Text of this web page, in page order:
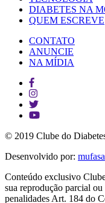
DIABETES NA
QUEM ESCREVE
CONTATO
ANUNCIE
NA MÍDIA
© 2019 Clube do
Desenvolvido por: mufasa
Conteúdo exclusivo
sua reprodução parcial
penalidades Art. 184 do